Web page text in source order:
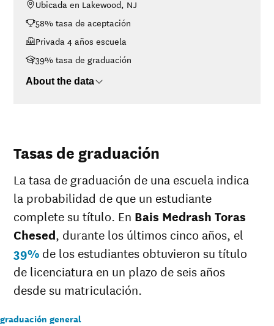
<$30K
$6,523
$30K-$48K No data
$48K-$75K $6,868
$75K-$110K No data
Ubicada en Lakewood, NJ
58% tasa de aceptación
Privada 4 años escuela
39% tasa de graduación
About the data
Tasas de graduación
La tasa de graduación de una escuela indica
la probabilidad de que un estudiante
complete su título. En Bais Medrash Toras
Chesed, durante los últimos cinco años, el
39% de los estudiantes obtuvieron su título
de licenciatura en un plazo de seis años
desde su matriculación.
general